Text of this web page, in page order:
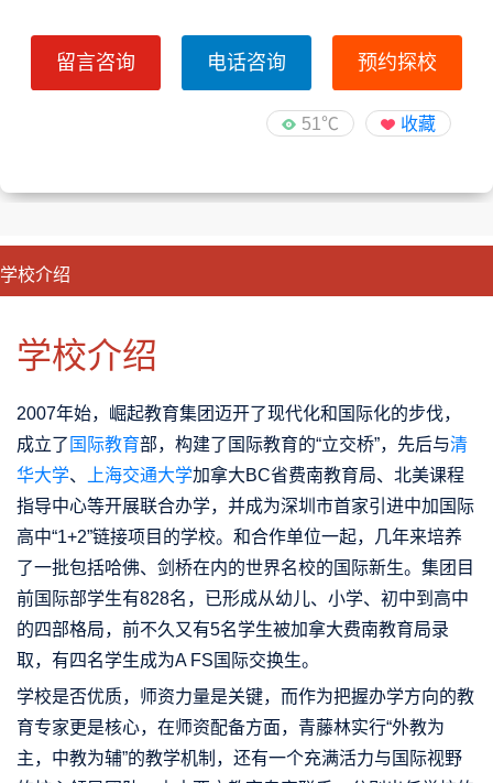
留言咨询 电话咨询 预约探校
51℃ 收藏
学校介绍
学校介绍
2007年始，崛起教育集团迈开了现代化和国际化的步伐，
成立了 国际教育部，构建了国际教育的“立交桥”，先后与清
华大学、 上海交通大学加拿大BC省费南教育局、北美课程
指导中心等开展联合办学，并成为深圳市首家引进中加国际
高中“1+2”链接项目的学校。和合作单位一起，几年来培养
了一批包括哈佛、剑桥在内的世界名校的国际新生。集团目
前国际部学生有828名，已形成从幼儿、小学、初中到高中
的四部格局，前不久又有5名学生被加拿大费南教育局录
取，有四名学生成为A FS国际交换生。
学校是否优质，师资力量是关键，而作为把握办学方向的教
育专家更是核心，在师资配备方面，青藤林实行“外教为
主，中教为辅”的教学机制，还有一个充满活力与国际视野